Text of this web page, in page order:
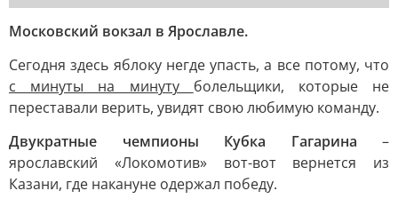
Московский вокзал в Ярославле.
Сегодня здесь яблоку негде упасть, а все потому, что
с минуты на минуту болельщики, которые не
переставали верить, увидят свою любимую команду.
Двукратные чемпионы Кубка Гагарина –
ярославский «Локомотив» вот-вот вернется из
Казани, где накануне одержал победу.